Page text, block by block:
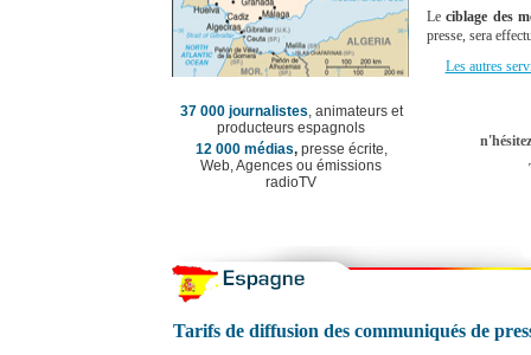
37 000 journalistes, animateurs et
producteurs espagnols
12 000 médias, presse écrite,
Web, Agences ou émissions
radioTV
Le ciblage des
presse, sera
Les autres
Tarifs de diffusion des communiqués de